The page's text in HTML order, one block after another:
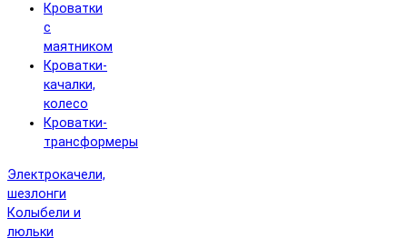
Кроватки
с
маятником
Кроватки-
качалки,
колесо
Кроватки-
трансформеры
Электрокачели,
шезлонги
Колыбели и
люльки